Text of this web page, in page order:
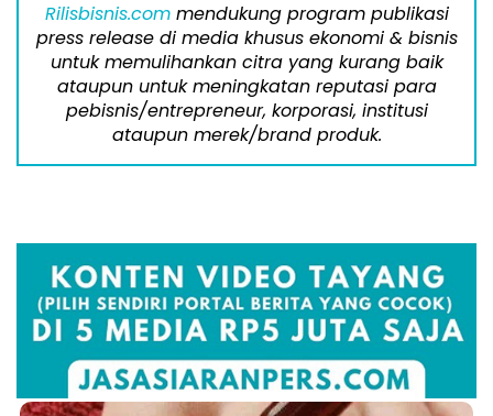
Rilisbisnis.commendukung program publikasi
press release di media khusus ekonomi & bisnis
untuk memulihankan citra yang kurang baik
ataupun untuk meningkatan reputasi para
pebisnis/entrepreneur, korporasi, institusi
ataupun merek/brand produk.